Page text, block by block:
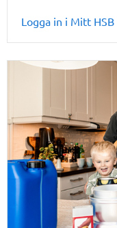
Logga in i Mitt HSB